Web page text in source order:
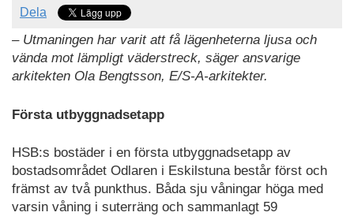
Dela
– Utmaningen har varit att få lägenheterna ljusa och
vända mot lämpligt väderstreck, säger ansvarige
arkitekten Ola Bengtsson, E/S-A-arkitekter.
Första utbyggnadsetapp
HSB:s bostäder i en första utbyggnadsetapp av
bostadsområdet Odlaren i Eskilstuna består först och
främst av två punkthus. Båda sju våningar höga med
varsin våning i suterräng och sammanlagt 59